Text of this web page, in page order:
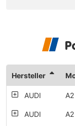
Hersteller
AUDI
AUDI